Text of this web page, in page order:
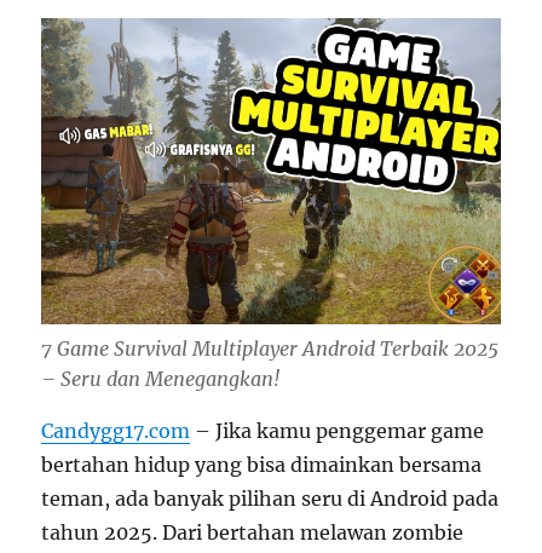
7 Game Survival Multiplayer Android Terbaik 2025
– Seru dan Menegangkan!
Candygg17.com – Jika kamu penggemar game
bertahan hidup yang bisa dimainkan bersama
teman, ada banyak pilihan seru di Android pada
tahun 2025. Dari bertahan melawan zombie